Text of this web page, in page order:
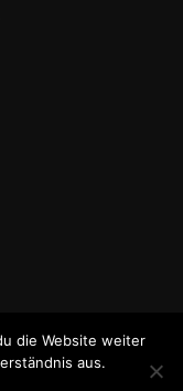
die Website weiter
aus.